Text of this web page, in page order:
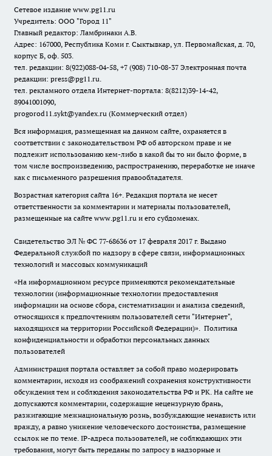
Сетевое издание www.pg11.ru
Учредитель: ООО "Город 11"
Главный редактор: Ламбринаки А.В.
Адрес: 167000, Республика Коми г. Сыктывкар, ул. Первомайская, д. 70,
корпус Б, оф. 503.
тел. редакции: 8(922)088-04-58, +7 (908) 710-08-37 Электронная почта
редакции: press@pg11.ru.
тел. рекламного отдела Интернет-портала: 8(8212)39-14-42,
89041001090,
progorod11.sykt@yandex.ru (Коммерческий отдел)
Вся информация, размещенная на данном сайте, охраняется в
соответствии с законодательством РФ об авторском праве и не
подлежит использованию кем-либо в какой бы то ни было форме, в
том числе воспроизведению, распространению, переработке не иначе
как с письменного разрешения правообладателя.
Возрастная категория сайта 16+. Редакция портала не несет
ответственности за комментарии и материалы пользователей,
размещенные на сайте www.pg11.ru и его субдоменах.
Свидетельство ЭЛ № ФС 77-68636 от 17 февраля 2017 г. Выдано
Федеральной службой по надзору в сфере связи, информационных
технологий и массовых коммуникаций
«На информационном ресурсе применяются рекомендательные
технологии (информационные технологии предоставления
информации на основе сбора, систематизации и анализа сведений,
относящихся к предпочтениям пользователей сети "Интернет",
находящихся на территории Российской Федерации)». Политика
конфиденциальности и обработки персональных данных
пользователей
Администрация портала оставляет за собой право модерировать
комментарии, исходя из соображений сохранения конструктивности
обсуждения тем и соблюдения законодательства РФ и РК. На сайте не
допускаются комментарии, содержащие нецензурную брань,
разжигающие межнациональную рознь, возбуждающие ненависть или
вражду, а равно унижение человеческого достоинства, размещение
ссылок не по теме. IP-адреса пользователей, не соблюдающих эти
требования, могут быть переданы по запросу в надзорные и